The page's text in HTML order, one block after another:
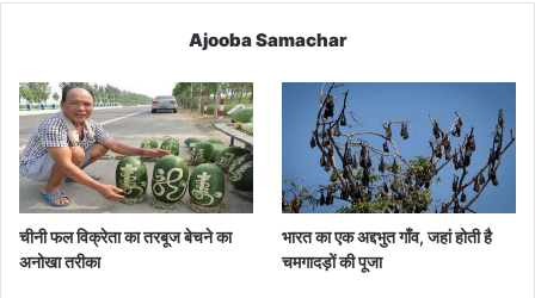
Ajooba Samachar
चीनी फल विक्रेता का तरबूज बेचने का
अनोखा तरीका
भारत का एक अद्दभुत गाँव, जहां होती है
चमगादड़ों की पूजा